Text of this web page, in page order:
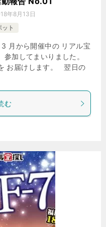
年8月13日
ット
月から開催中の リアル宝
参加してまいりました。
お届けします。 翌日の
む